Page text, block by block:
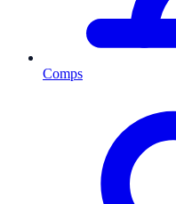
Comps